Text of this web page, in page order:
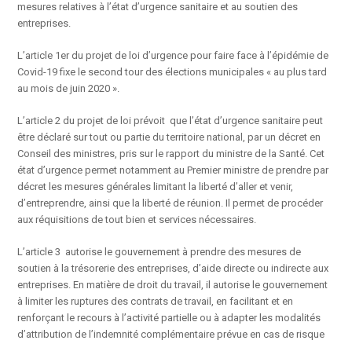
mesures relatives à l’état d’urgence sanitaire et au soutien des
entreprises.
L’article 1er du projet de loi d’urgence pour faire face à l’épidémie de
Covid-19 fixe le second tour des élections municipales « au plus tard
au mois de juin 2020 ».
L’article 2 du projet de loi prévoit que l’état d’urgence sanitaire peut
être déclaré sur tout ou partie du territoire national, par un décret en
Conseil des ministres, pris sur le rapport du ministre de la Santé. Cet
état d’urgence permet notamment au Premier ministre de prendre par
décret les mesures générales limitant la liberté d’aller et venir,
d’entreprendre, ainsi que la liberté de réunion. Il permet de procéder
aux réquisitions de tout bien et services nécessaires.
L’article 3 autorise le gouvernement à prendre des mesures de
soutien à la trésorerie des entreprises, d’aide directe ou indirecte aux
entreprises. En matière de droit du travail, il autorise le gouvernement
à limiter les ruptures des contrats de travail, en facilitant et en
renforçant le recours à l’activité partielle ou à adapter les modalités
d’attribution de l’indemnité complémentaire prévue en cas de risque